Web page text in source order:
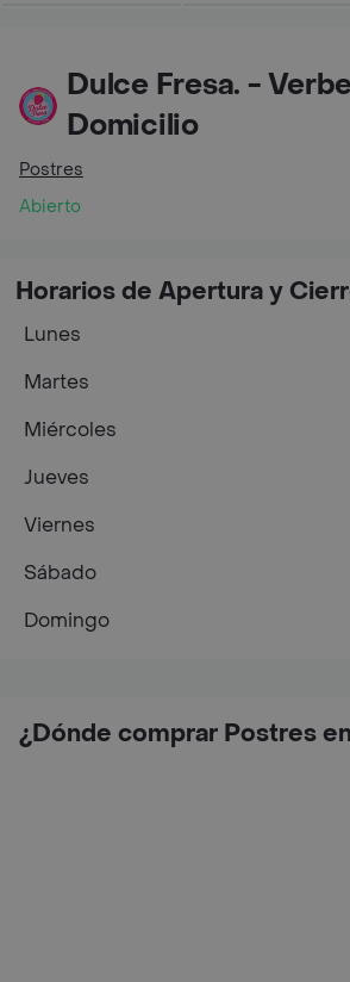
Dulce Fresa. -
Domicilio
Postres
Abierto
¿Dónde comprar Postres
Horarios de Apertura y
Lunes
Martes
Miércoles
Jueves
Viernes
Sábado
Domingo